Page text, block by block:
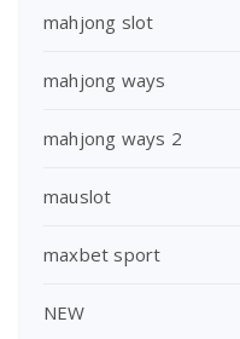
mahjong slot
mahjong ways
mahjong ways 2
mauslot
maxbet sport
NEW